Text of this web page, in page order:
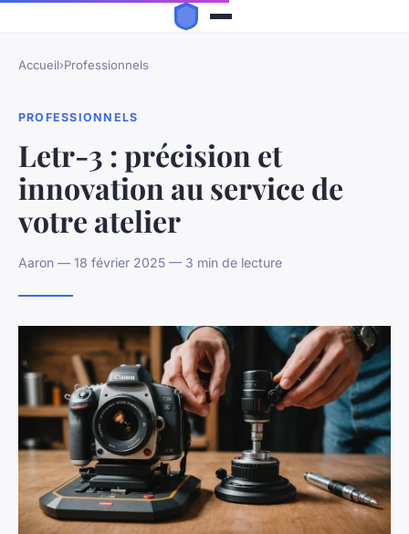
Accueil›Professionnels
PROFESSIONNELS
Letr-3 : précision et
innovation au service de
votre atelier
Aaron — 18 février 2025 — 3 min de lecture